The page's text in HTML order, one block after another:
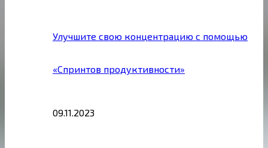
Улучшите свою концентрацию с помощью
«Спринтов продуктивности»
09.11.2023